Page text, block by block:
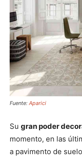
Fuente: Aparici
Su gran poder
momento, en las
a pavimento de